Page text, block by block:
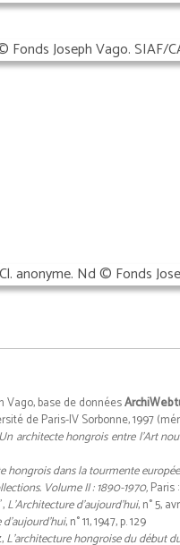
Vago, base de données
de Paris-IV Sorbonne, 1997
Un architecte hongrois entre l'Art
hongrois dans la tourmente
Volume II : 1890-1970,Paris
L'Architecture d'aujourd'hui, n° 5,
d'aujourd'hui, n° 11, 1947, p. 129
L'architecture hongroise du début